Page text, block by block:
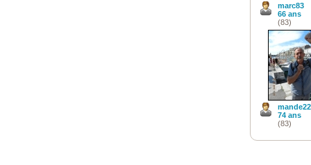
marc83
66 ans
(83)
mande22
74 ans
(83)